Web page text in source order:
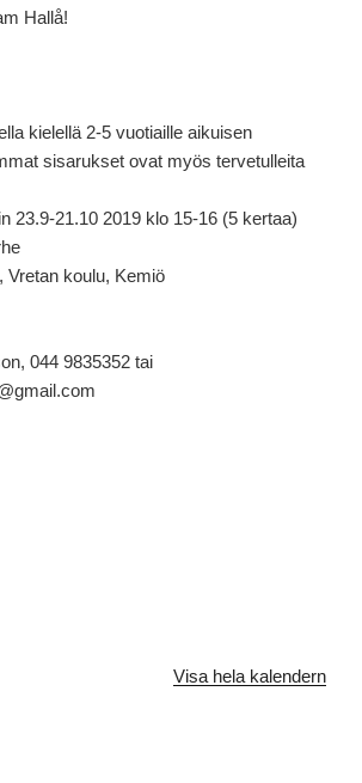
Hallå!
kielellä 2-5 vuotiaille aikuisen
sisarukset ovat myös tervetulleita
23.9-21.10 2019 klo 15-16 (5 kertaa)
Vretan koulu, Kemiö
044 9835352 tai
Visa hela kalendern